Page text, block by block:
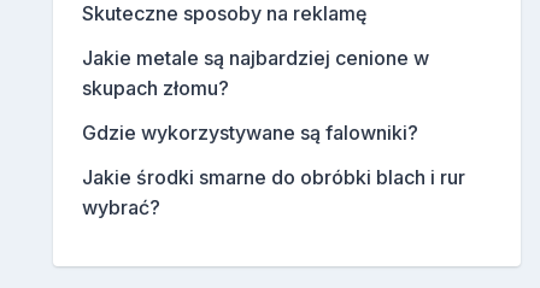
Skuteczne sposoby na reklamę
Jakie metale są najbardziej cenione w
skupach złomu?
Gdzie wykorzystywane są falowniki?
Jakie środki smarne do obróbki blach i rur
wybrać?